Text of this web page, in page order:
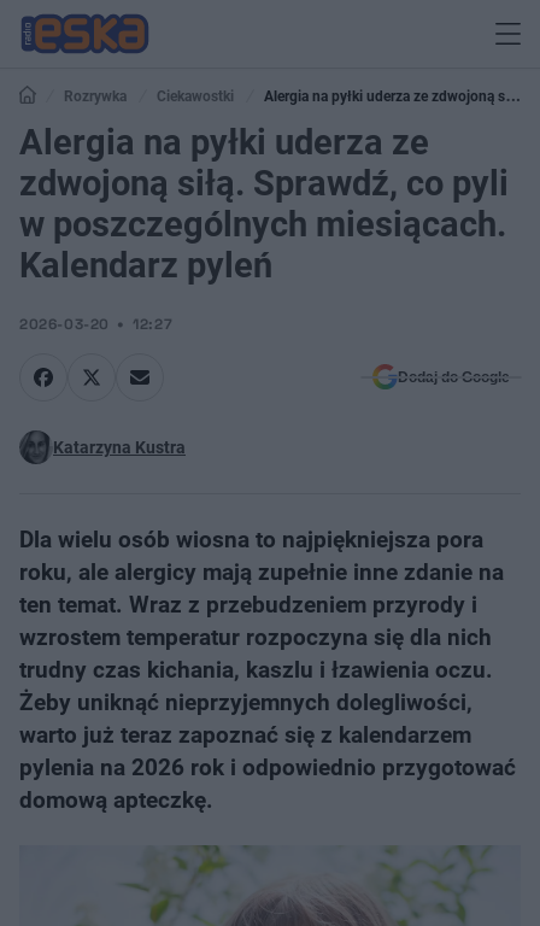
Rozrywka Ciekawostki
Alergia na pyłki uderza ze zdwojoną siłą.
Sprawdź, co pyli w poszczególnych miesiącach. Kalendarz pyleń
Alergia na pyłki uderza ze
zdwojoną siłą. Sprawdź, co pyli
w poszczególnych miesiącach.
Kalendarz pyleń
2026-03-20 12:27
Dodaj do Google
Katarzyna Kustra
Dla wielu osób wiosna to najpiękniejsza pora
roku, ale alergicy mają zupełnie inne zdanie na
ten temat. Wraz z przebudzeniem przyrody i
wzrostem temperatur rozpoczyna się dla nich
trudny czas kichania, kaszlu i łzawienia oczu.
Żeby uniknąć nieprzyjemnych dolegliwości,
warto już teraz zapoznać się z kalendarzem
pylenia na 2026 rok i odpowiednio przygotować
domową apteczkę.